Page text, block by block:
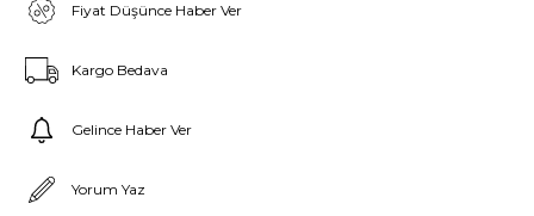
Fiyat Düşünce Haber Ver
Kargo Bedava
Gelince Haber Ver
Yorum Yaz